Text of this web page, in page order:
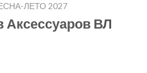
ЛЕТО 2027
Аксессуаров ВЛ